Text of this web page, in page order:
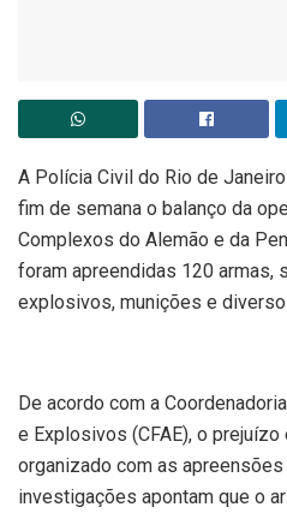
A Polícia Civil do Rio de
fim de semana o balanço da
Complexos do Alemão e da
foram apreendidas 120 armas,
explosivos, munições e
De acordo com a
e Explosivos (CFAE), o
organizado com as
investigações apontam que o